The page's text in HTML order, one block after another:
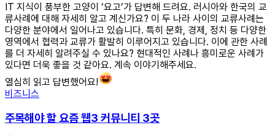
IT 지식이 풍부한 고양이 ‘요고’가 답변해 드려요. 러시아와 한국의 교
류사례에 대해 자세히 알고 계신가요? 이 두 나라 사이의 교류사례는
다양한 분야에서 일어나고 있습니다. 특히 문화, 경제, 정치 등 다양한
영역에서 협력과 교류가 활발히 이루어지고 있습니다. 이에 관한 사례
를 더 자세히 알려주실 수 있나요? 현대적인 사례나 흥미로운 사례가
있다면 더욱 좋을 것 같아요. 계속 이야기해주세요.
열심히 읽고 답변했어요!
비즈니스
주목해야 할 요즘 웹3 커뮤니티 3곳